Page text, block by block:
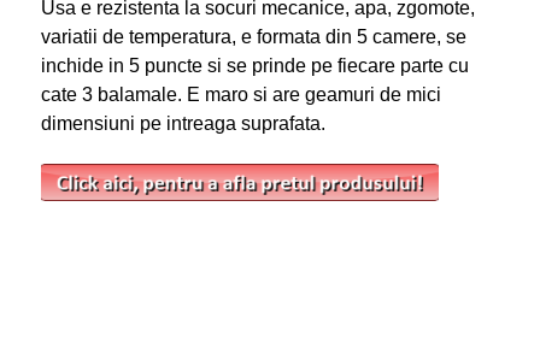
Usa e rezistenta la socuri mecanice, apa, zgomote,
variatii de temperatura, e formata din 5 camere, se
inchide in 5 puncte si se prinde pe fiecare parte cu
cate 3 balamale. E maro si are geamuri de mici
dimensiuni pe intreaga suprafata.